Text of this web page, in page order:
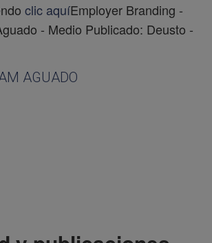
clic aquíEmployer Branding -
- Medio Publicado: Deusto -
AGUADO